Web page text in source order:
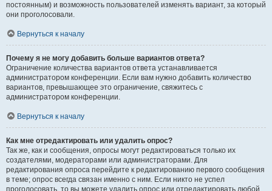
постоянным) и возможность пользователей изменять вариант, за который
они проголосовали.
Вернуться к началу
Почему я не могу добавить больше вариантов ответа?
Ограничение количества вариантов ответа устанавливается
администратором конференции. Если вам нужно добавить количество
вариантов, превышающее это ограничение, свяжитесь с
администратором конференции.
Вернуться к началу
Как мне отредактировать или удалить опрос?
Так же, как и сообщения, опросы могут редактироваться только их
создателями, модераторами или администраторами. Для
редактирования опроса перейдите к редактированию первого сообщения
в теме; опрос всегда связан именно с ним. Если никто не успел
проголосовать, то вы можете удалить опрос или отредактировать любой